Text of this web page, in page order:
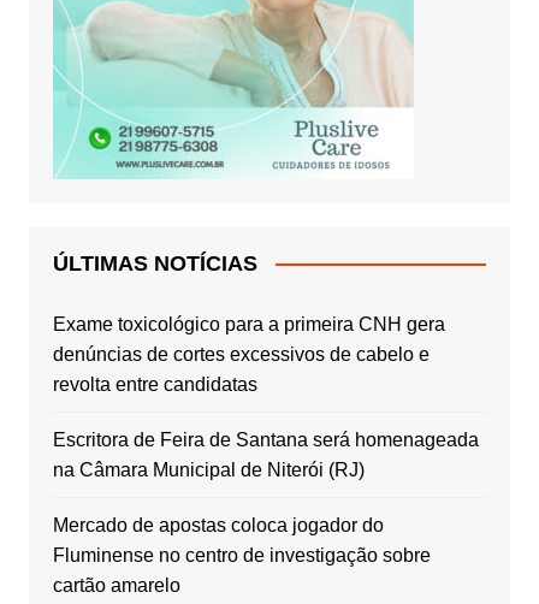
ÚLTIMAS NOTÍCIAS
Exame toxicológico para a primeira CNH gera
denúncias de cortes excessivos de cabelo e
revolta entre candidatas
Escritora de Feira de Santana será homenageada
na Câmara Municipal de Niterói (RJ)
Mercado de apostas coloca jogador do
Fluminense no centro de investigação sobre
cartão amarelo